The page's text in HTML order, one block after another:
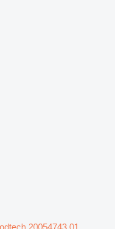
20054743 01